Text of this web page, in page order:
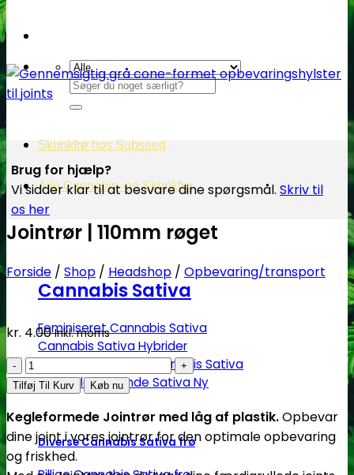
Søg
efter:
Skunkfrø hos Subseed
Alle Cannabis -og Skunkfrø
Cannabis Sativa
Feminiseret Cannabis Sativa
Cannabis Sativa Hybrider
Autoblomstrende Cannabis Sativa
Hurtigblomstrende Sativa
Diverse Cannabis Sativa frø
Brug for hjælp?
Vi sidder klar til at besvare dine spørgsmål. Skriv til
os her
Jointrør | 110mm røget
Forside / Shop / Headshop / Opbevaring/transport
kr. 4.00 Inkl. moms
Jointrør
|
røget
antal
Tilføj Til Kurv Køb nu
Kegleformede Jointrør med låg af plastik.Opbevar
dine joint i vores jointrør for den optimale opbevaring
og friskhed.